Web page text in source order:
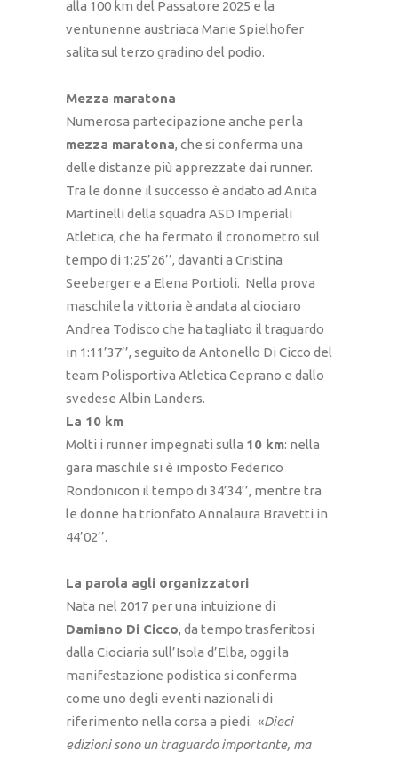
alla 100 km del Passatore 2025 e la
ventunenne austriaca Marie Spielhofer
salita sul terzo gradino del podio.
Mezza maratona
Numerosa partecipazione anche per la
mezza maratona, che si conferma una
delle distanze più apprezzate dai runner.
Tra le donne il successo è andato ad Anita
Martinelli della squadra ASD Imperiali
Atletica, che ha fermato il cronometro sul
tempo di 1:25’26’’, davanti a Cristina
Seeberger e a Elena Portioli. Nella prova
maschile la vittoria è andata al ciociaro
Andrea Todisco che ha tagliato il traguardo
in 1:11’37’’, seguito da Antonello Di Cicco del
team Polisportiva Atletica Ceprano e dallo
svedese Albin Landers.
La 10 km
Molti i runner impegnati sulla 10 km: nella
gara maschile si è imposto Federico
Rondonicon il tempo di 34’34’’, mentre tra
le donne ha trionfato Annalaura Bravetti in
44’02’’.
La parola agli organizzatori
Nata nel 2017 per una intuizione di
Damiano Di Cicco, da tempo trasferitosi
dalla Ciociaria sull’Isola d’Elba, oggi la
manifestazione podistica si conferma
come uno degli eventi nazionali di
riferimento nella corsa a piedi. «Dieci
edizioni sono un traguardo importante, ma